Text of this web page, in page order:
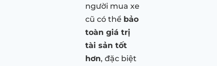
người mua xe
cũ có thể bảo
toàn giá trị
tài sản tốt
hơn, đặc biệt